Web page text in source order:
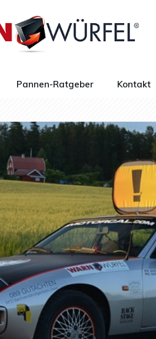
Pannen-Ratgeber Kontakt